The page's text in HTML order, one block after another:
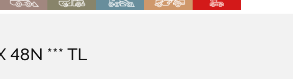
48N *** TL